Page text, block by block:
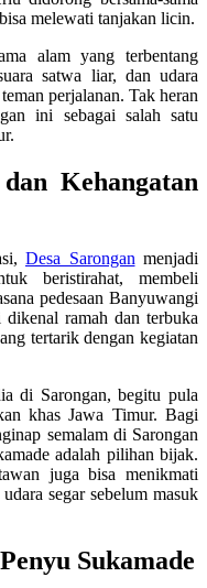
melewati tanjakan licin.
alam yang terbentang
satwa liar, dan udara
perjalanan. Tak heran
ini sebagai salah satu
Kehangatan
Desa Sarongan menjadi
beristirahat, membeli
pedesaan Banyuwangi
ramah dan terbuka
tertarik dengan kegiatan
di Sarongan, begitu pula
khas Jawa Timur. Bagi
semalam di Sarongan
adalah pilihan bijak.
juga bisa menikmati
segar sebelum masuk
Sukamade